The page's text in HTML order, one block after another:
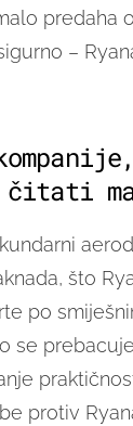
predaha
–
čitati
što
po
se
protiv